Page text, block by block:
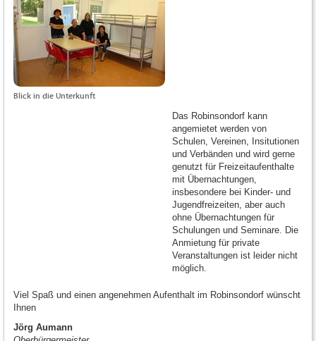
Blick in die Unterkunft
Das Robinsondorf kann
angemietet werden von
Schulen, Vereinen, Insitutionen
und Verbänden und wird gerne
genutzt für Freizeitaufenthalte
mit Übernachtungen,
insbesondere bei Kinder- und
Jugendfreizeiten, aber auch
ohne Übernachtungen für
Schulungen und Seminare. Die
Anmietung für private
Veranstaltungen ist leider nicht
möglich.
Viel Spaß und einen angenehmen Aufenthalt im Robinsondorf wünscht
Ihnen
Jörg Aumann